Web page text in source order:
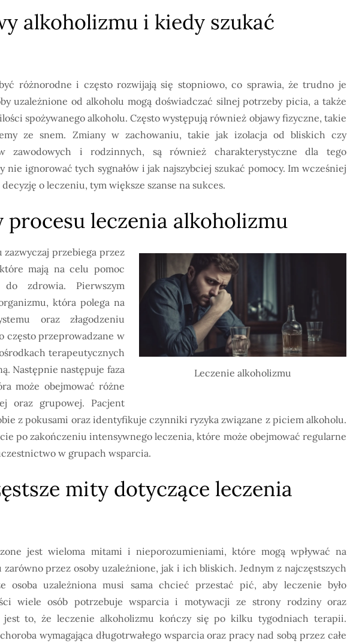
alkoholizmu i kiedy szukać
różnorodne i często rozwijają się stopniowo, co sprawia, że trudno je
uzależnione od alkoholu mogą doświadczać silnej potrzeby picia, a także
spożywanego alkoholu. Często występują również objawy fizyczne, takie
ze snem. Zmiany w zachowaniu, takie jak izolacja od bliskich czy
zawodowych i rodzinnych, są również charakterystyczne dla tego
nie ignorować tych sygnałów i jak najszybciej szukać pomocy. Im wcześniej
o leczeniu, tym większe szanse na sukces.
procesu leczenia alkoholizmu
Leczenie alkoholizmu
przebiega przez
mają na celu pomoc
zdrowia. Pierwszym
która polega na
oraz złagodzeniu
często przeprowadzane w
terapeutycznych
Następnie następuje faza
może obejmować różne
oraz grupowej. Pacjent
z pokusami oraz identyfikuje czynniki ryzyka związane z piciem alkoholu.
po zakończeniu intensywnego leczenia, które może obejmować regularne
w grupach wsparcia.
mity dotyczące leczenia
jest wieloma mitami i nieporozumieniami, które mogą wpływać na
przez osoby uzależnione, jak i ich bliskich. Jednym z najczęstszych
osoba uzależniona musi sama chcieć przestać pić, aby leczenie było
wiele osób potrzebuje wsparcia i motywacji ze strony rodziny oraz
jest to, że leczenie alkoholizmu kończy się po kilku tygodniach terapii.
wymagająca długotrwałego wsparcia oraz pracy nad sobą przez całe